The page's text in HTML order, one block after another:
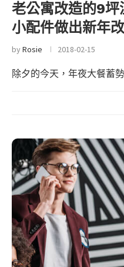
老公寓改造的9
小配件做出新年改
byRosie 2018-02-15
除夕的今天，年夜大餐蓄